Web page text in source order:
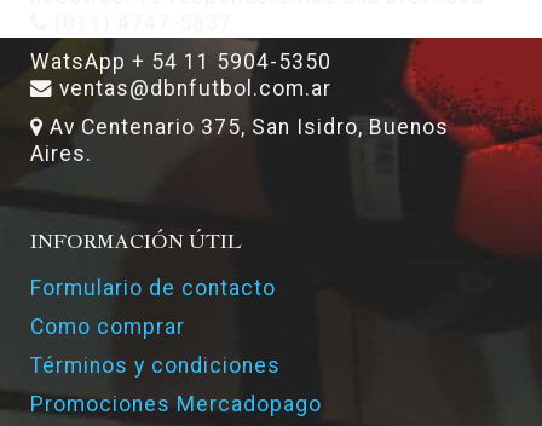
WatsApp + 54 11 5904-5350
ventas@dbnfutbol.com.ar
Av Centenario 375, San Isidro, Buenos
Aires.
INFORMACIÓN ÚTIL
Formulario de contacto
Como comprar
Términos y condiciones
Promociones Mercadopago